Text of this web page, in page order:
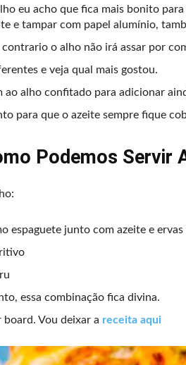
eu acho que fica mais bonito
e tampar com papel alumínio,
o alho não irá assar por
e veja qual mais gostou.
alho confitado para adicionar
para que o azeite sempre fique
Podemos Servir
espaguete junto com azeite e
essa combinação fica divina.
Vou deixar a receita aqui